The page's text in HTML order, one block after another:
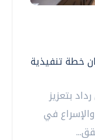
خطة تنفيذية
بتعزيز
في